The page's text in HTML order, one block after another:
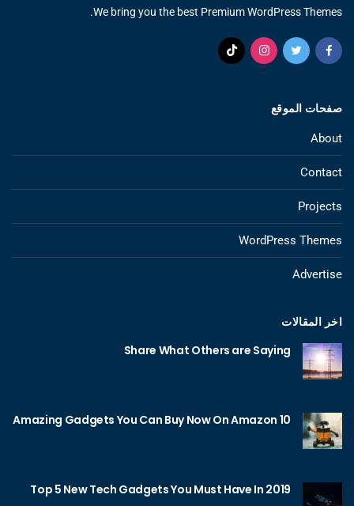
We bring you the best Premium WordPress Themes.
صفحات الموقع
About
Contact
Projects
WordPress Themes
Advertise
اخر المقالات
Share What Others are Saying
10 Amazing Gadgets You Can Buy Now On Amazon
Top 5 New Tech Gadgets You Must Have In 2019